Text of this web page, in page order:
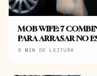
MOB WIFE: 7
PARA ARRASAR NO
8 MIN DE LEITURA